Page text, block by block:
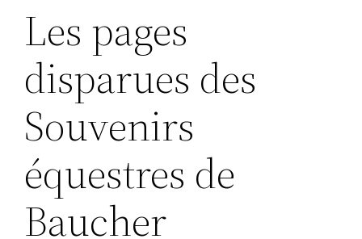
Les pages
disparues des
Souvenirs
équestres de
Baucher